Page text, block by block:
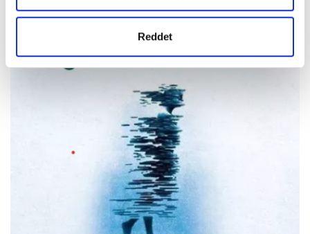
Reddet